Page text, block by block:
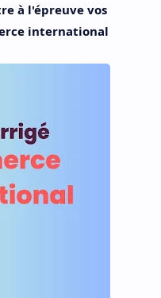
à l'épreuve vos
international